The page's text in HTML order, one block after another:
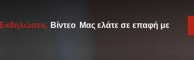
Εκδηλώσεις Βίντεο Μας ελάτε σε επαφή με